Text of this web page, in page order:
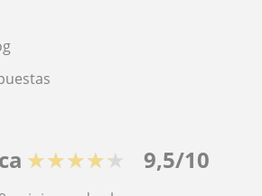
★★★★★ 9,5/10